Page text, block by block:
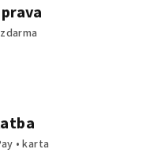
• karta